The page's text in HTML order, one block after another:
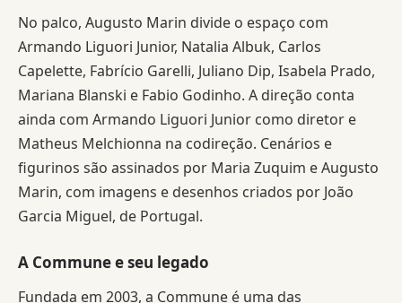
No palco, Augusto Marin divide o espaço com
Armando Liguori Junior, Natalia Albuk, Carlos
Capelette, Fabrício Garelli, Juliano Dip, Isabela Prado,
Mariana Blanski e Fabio Godinho. A direção conta
ainda com Armando Liguori Junior como diretor e
Matheus Melchionna na codireção. Cenários e
figurinos são assinados por Maria Zuquim e Augusto
Marin, com imagens e desenhos criados por João
Garcia Miguel, de Portugal.
A Commune e seu legado
Fundada em 2003, a Commune é uma das